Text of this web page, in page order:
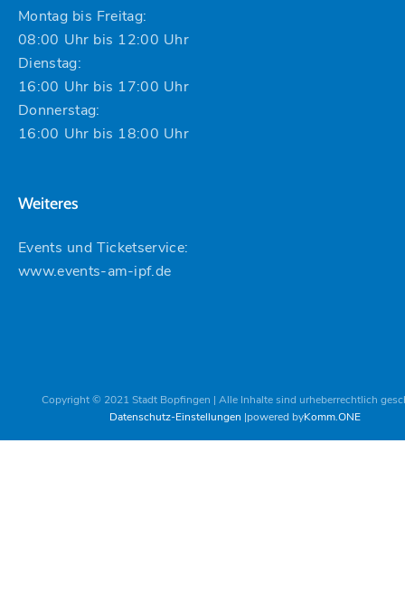
Montag bis Freitag:
08:00 Uhr bis 12:00 Uhr
Dienstag:
16:00 Uhr bis 17:00 Uhr
Donnerstag:
16:00 Uhr bis 18:00 Uhr
Weiteres
Events und Ticketservice:
www.events-am-ipf.de
Copyright © 2021 Stadt Bopfingen | Alle Inhalte sind urheberrechtlich
Datenschutz-Einstellungen powered byKomm.ONE